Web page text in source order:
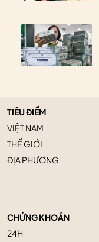
TIÊU ĐIỂM
VIỆT NAM
THẾ GIỚI
ĐỊA PHƯƠNG
CHỨNG KHOÁN
24H